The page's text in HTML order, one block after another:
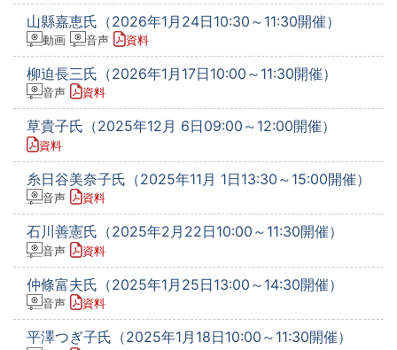
山縣嘉恵氏（2026年1月24日10:30～11:30開催）
動画 音声 資料
柳迫長三氏（2026年1月17日10:00～11:30開催）
音声 資料
草貴子氏（2025年12月 6日09:00～12:00開催）
資料
糸日谷美奈子氏（2025年11月 1日13:30～15:00開催）
音声 資料
石川善憲氏（2025年2月22日10:00～11:30開催）
音声 資料
仲條富夫氏（2025年1月25日13:00～14:30開催）
音声 資料
平澤つぎ子氏（2025年1月18日10:00～11:30開催）